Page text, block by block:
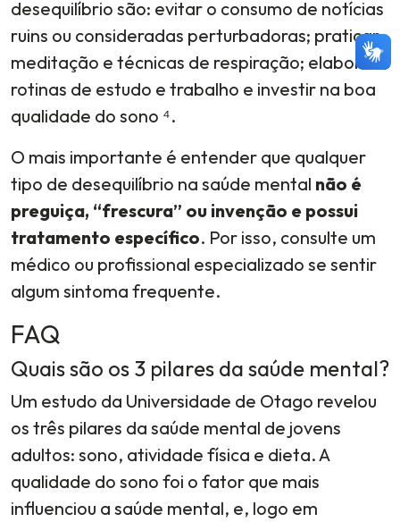
desequilíbrio são: evitar o consumo de notícias
ruins ou consideradas perturbadoras; praticar
meditação e técnicas de respiração; elaborar
rotinas de estudo e trabalho e investir na boa
qualidade do sono ⁴.
O mais importante é entender que qualquer
tipo de desequilíbrio na saúde mental não é
preguiça, “frescura” ou invenção e possui
tratamento específico. Por isso, consulte um
médico ou profissional especializado se sentir
algum sintoma frequente.
FAQ
Quais são os 3 pilares da saúde mental?
Um estudo da Universidade de Otago revelou
os três pilares da saúde mental de jovens
adultos: sono, atividade física e dieta. A
qualidade do sono foi o fator que mais
influenciou a saúde mental, e, logo em